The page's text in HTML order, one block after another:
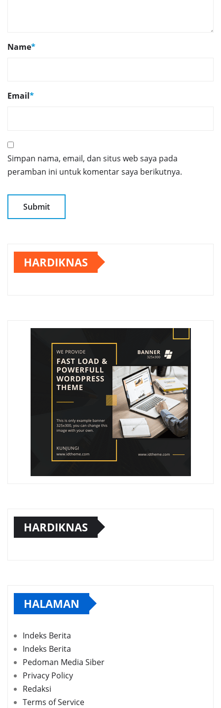
Name*
Email*
Simpan nama, email, dan situs web saya pada
peramban ini untuk komentar saya berikutnya.
HARDIKNAS
HARDIKNAS
HALAMAN
Indeks Berita
Indeks Berita
Pedoman Media Siber
Privacy Policy
Redaksi
Terms of Service